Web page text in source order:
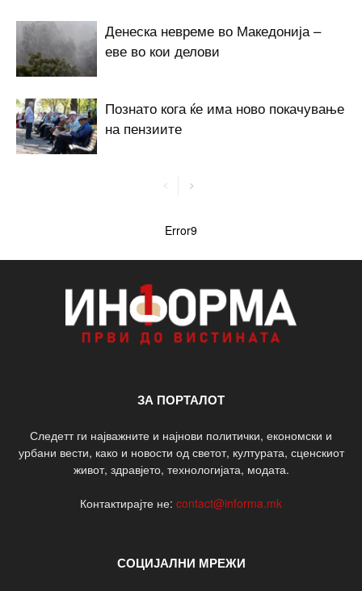
Денеска невреме во Македонија –
еве во кои делови
Познато кога ќе има ново покачување
на пензиите
Error9
ЗА ПОРТАЛОТ
Следетт ги најважните и најнови политички, економски и
урбани вести, како и новости од светот, културата, сценскиот
живот, здравјето, технологијата, модата.
Контактирајте не: contact@informa.mk
СОЦИЈАЛНИ МРЕЖИ